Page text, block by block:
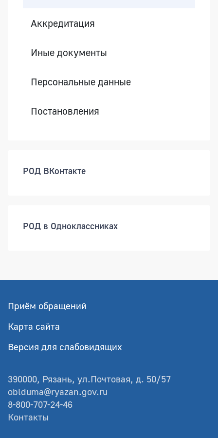
Аккредитация
Иные документы
Персональные данные
Постановления
РОД ВКонтакте
РОД в Одноклассниках
Приём обращений
Карта сайта
Версия для слабовидящих
390000, Рязань, ул.Почтовая, д. 50/57
oblduma@ryazan.gov.ru
8-800-707-24-46
Контакты